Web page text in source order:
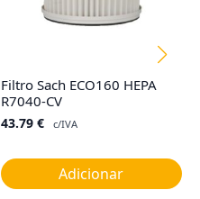
Filtro Sach ECO160 HEPA
R7040-CV
43.79 € c/IVA
Adicionar